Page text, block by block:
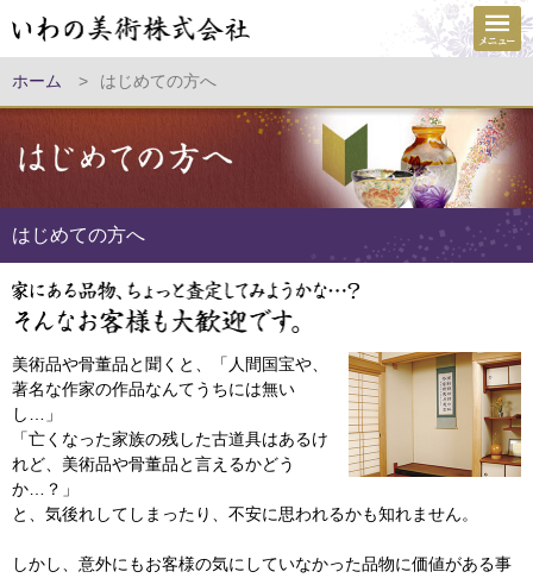
ホーム > はじめての方へ
はじめての方へ
美術品や骨董品と聞くと、「人間国宝や、
著名な作家の作品なんてうちには無い
し…」
「亡くなった家族の残した古道具はあるけ
れど、美術品や骨董品と言えるかどう
か…？」
と、気後れしてしまったり、不安に思われるかも知れません。
しかし、意外にもお客様の気にしていなかった品物に価値がある事